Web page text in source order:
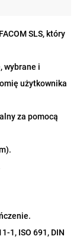
SLS, który
wybrane i
użytkownika
za pomocą
1, ISO 691, DIN